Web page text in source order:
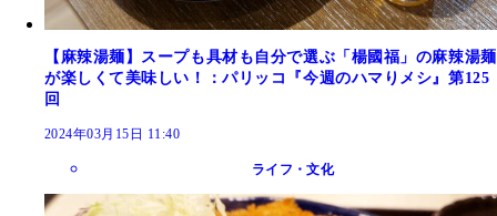
【麻辣湯麺】スープも具材も自分で選ぶ「楊國福」の麻辣湯麺
が楽しくて美味しい！：パリッコ『今週のハマりメシ』第125
回
2024年03月15日 11:40
ライフ・文化